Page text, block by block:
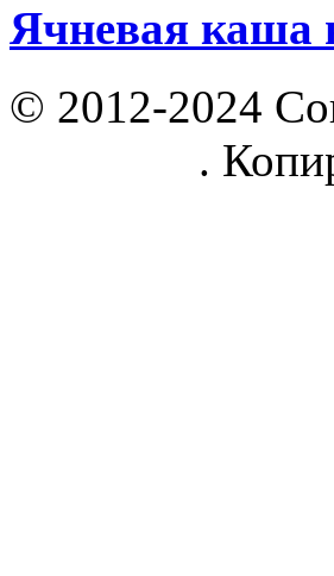
Ячневая каша
© 2012-2024
.